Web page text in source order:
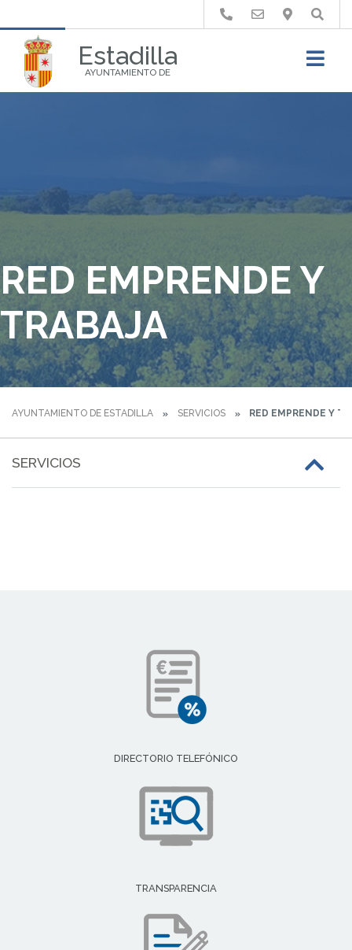
Estadilla
AYUNTAMIENTO DE
Buscar
RED EMPRENDE Y
TRABAJA
AYUNTAMIENTO DE ESTADILLA SERVICIOS RED EMPRENDE Y
SERVICIOS
DIRECTORIO TELEFÓNICO
TRANSPARENCIA